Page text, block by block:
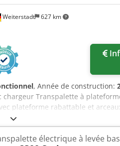
Weiterstadt 627 km
Information sur le
, Année de construction:
chargeur Transpalette à
plateforme rabattable et
excellente stabilité grâce au
unique Si vous recherchez
maximal, Crown offre la
électrique à levée